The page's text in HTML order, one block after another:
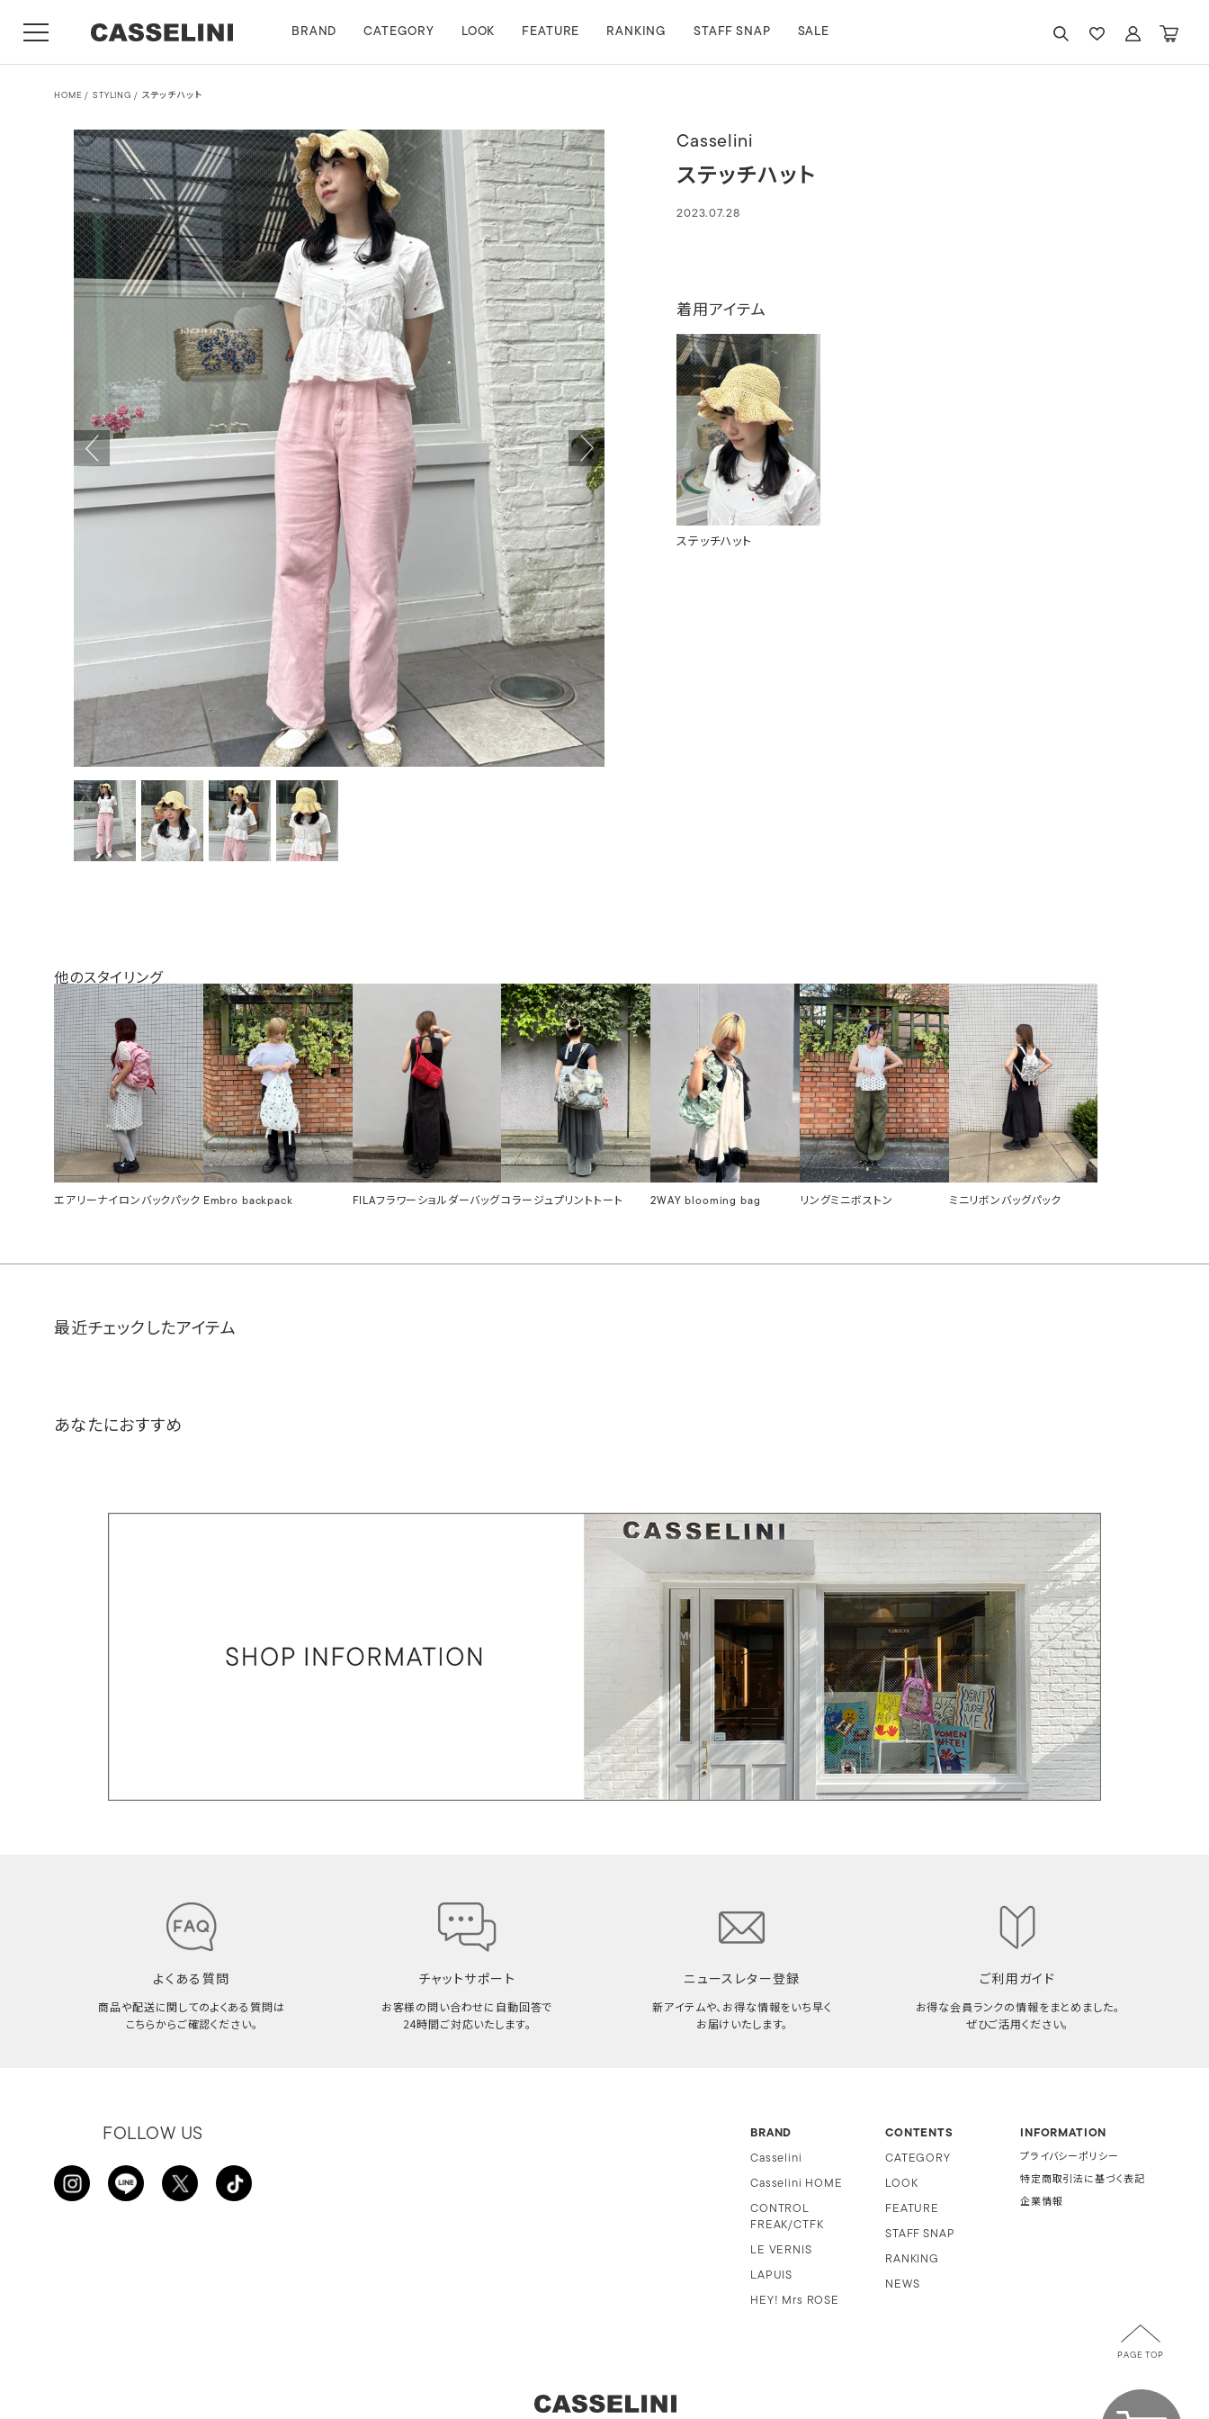
BRAND CATEGORY LOOK FEATURE RANKING STAFF SNAP SALE
HOME STYLING ステッチハット
Casselini
ステッチハット
2023.07.28
着用アイテム
ステッチハット
他のスタイリング
エアリーナイロンバックパック Embro backpack FILAフラワーショルダーバッグ コラージュプリントトート 2WAY blooming bag リングミニボストン ミニリボンバッグパック
最近チェックしたアイテム
あなたにおすすめ
よくある質問
商品や配送に関してのよくある質問は
こちらからご確認ください。
チャットサポート
お客様の問い合わせに自動回答で
24時間ご対応いたします。
ニュースレター登録
新アイテムや、お得な情報をいち早く
お届けいたします。
ご利用ガイド
お得な会員ランクの情報をまとめました。
ぜひご活用ください。
FOLLOW US BRAND
Casselini
Casselini HOME
CONTROL
FREAK/CTFK
LE VERNIS
LAPUIS
HEY! Mrs ROSE
CONTENTS
CATEGORY
LOOK
FEATURE
STAFF SNAP
RANKING
NEWS
INFORMATION
プライバシーポリシー
特定商取引法に基づく表記
企業情報
PAGE TOP